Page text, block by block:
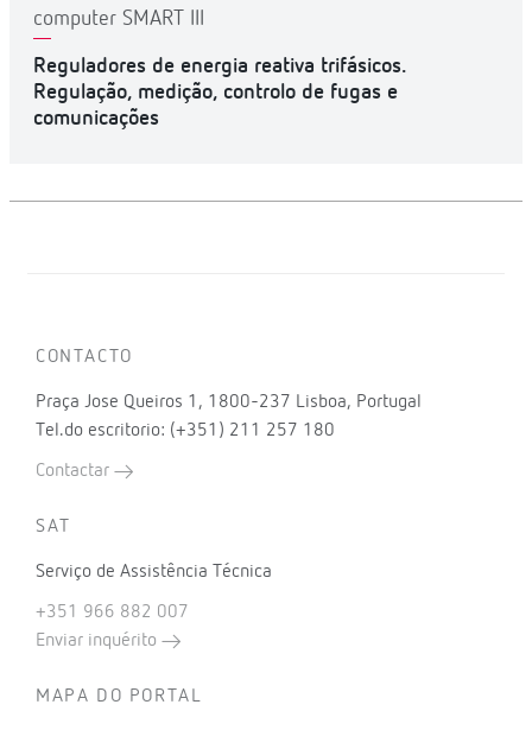
computer SMART III
Reguladores de energia reativa trifásicos.
Regulação, medição, controlo de fugas e
comunicações
CONTACTO
Praça Jose Queiros 1, 1800-237 Lisboa, Portugal
Tel.do escritorio: (+351) 211 257 180
Contactar
SAT
Serviço de Assistência Técnica
+351 966 882 007
Enviar inquérito
MAPA DO PORTAL